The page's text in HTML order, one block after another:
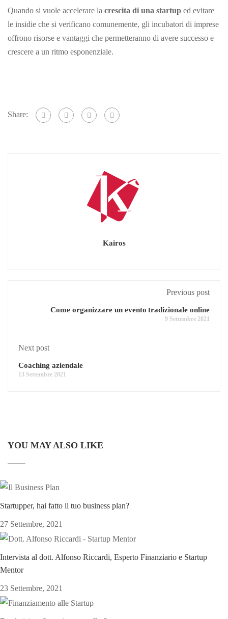
Quando si vuole accelerare la crescita di una startup ed evitare
le insidie che si verificano comunemente, gli incubatori di imprese
offrono risorse e vantaggi che permetteranno di avere successo e
crescere a un ritmo esponenziale.
Share:
Kairos
Previous post
Come organizzare un evento tradizionale online
9 Settembre 2021
Next post
Coaching aziendale
13 Settembre 2021
YOU MAY ALSO LIKE
Startupper, hai fatto il tuo business plan?
27 Settembre, 2021
Intervista al dott. Alfonso Riccardi, Esperto Finanziario e Startup
Mentor
23 Settembre, 2021